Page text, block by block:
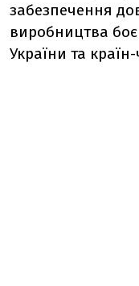
забезпечення
виробництва
України та